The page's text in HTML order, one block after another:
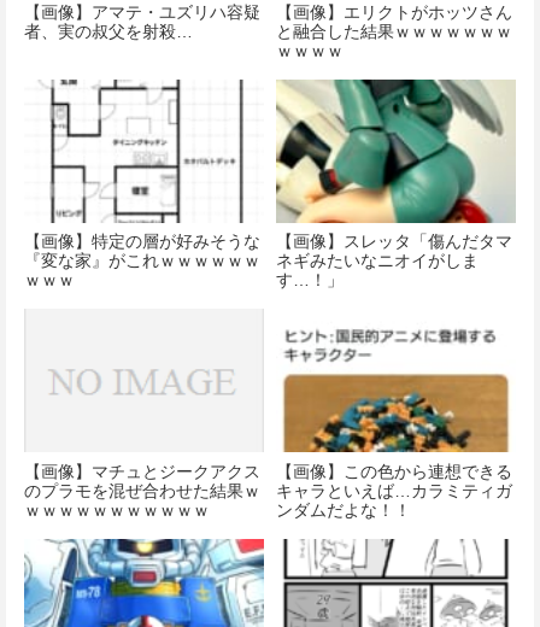
【画像】アマテ・ユズリハ容疑
者、実の叔父を射殺…
【画像】エリクトがホッツさん
と融合した結果ｗｗｗｗｗｗｗ
ｗｗｗｗ
【画像】特定の層が好みそうな
『変な家』がこれｗｗｗｗｗｗ
ｗｗｗ
【画像】スレッタ「傷んだタマ
ネギみたいなニオイがしま
す…！」
【画像】マチュとジークアクス
のプラモを混ぜ合わせた結果ｗ
ｗｗｗｗｗｗｗｗｗｗｗ
【画像】この色から連想できる
キャラといえば…カラミティガ
ンダムだよな！！